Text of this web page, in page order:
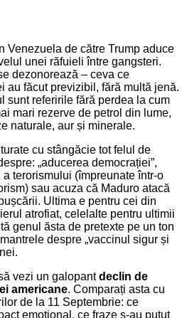
Venezuela de către Trump aduce
unei răfuieli între gangsteri.
dezonorează – ceva ce
au făcut previzibil, fără multă jenă.
sunt referirile fără perdea la cum
mari rezerve de petrol din lume,
naturale, aur și minerale.
cu stângăcie tot felul de
„aducerea democrației”,
a terorismului (împreunate într-o
sau acuza că Maduro atacă
Ultima e pentru cei din
atrofiat, celelalte pentru ultimii
genul ăsta de pretexte pe un ton
despre „vaccinul sigur și
vezi un galopantdeclin de
americane. Comparați asta cu
de la 11 Septembrie: ce
emoțional, ce fraze s-au putut